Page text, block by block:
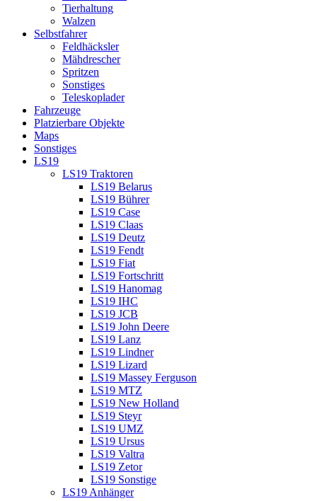
Tierhaltung
Walzen
Selbstfahrer
Feldhäcksler
Mähdrescher
Spritzen
Sonstiges
Teleskoplader
Fahrzeuge
Platzierbare Objekte
Maps
Sonstiges
LS19
LS19 Traktoren
LS19 Belarus
LS19 Bührer
LS19 Case
LS19 Claas
LS19 Deutz
LS19 Fendt
LS19 Fiat
LS19 Fortschritt
LS19 Hanomag
LS19 IHC
LS19 JCB
LS19 John Deere
LS19 Lanz
LS19 Lindner
LS19 Lizard
LS19 Massey Ferguson
LS19 MTZ
LS19 New Holland
LS19 Steyr
LS19 UMZ
LS19 Ursus
LS19 Valtra
LS19 Zetor
LS19 Sonstige
LS19 Anhänger